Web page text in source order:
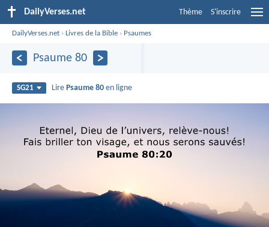
DailyVerses.net Thème S'inscrire
DailyVerses.net ›Livres de la Bible › Psaumes
Psaume 80
SG21 Lire Psaume 80 en ligne